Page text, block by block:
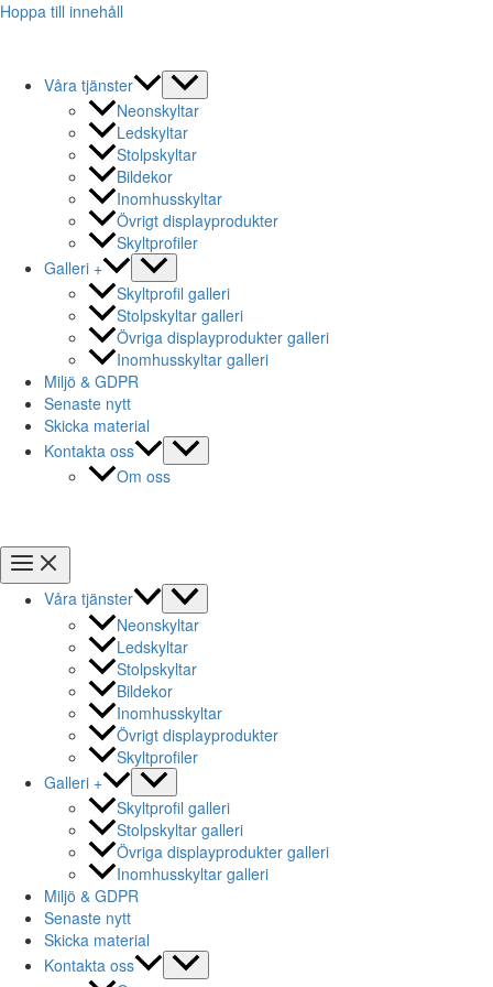
Hoppa till innehåll
Våra tjänster
Neonskyltar
Ledskyltar
Stolpskyltar
Bildekor
Inomhusskyltar
Övrigt displayprodukter
Skyltprofiler
Galleri +
Skyltprofil galleri
Stolpskyltar galleri
Övriga displayprodukter galleri
Inomhusskyltar galleri
Miljö & GDPR
Senaste nytt
Skicka material
Kontakta oss
Om oss
Våra tjänster
Neonskyltar
Ledskyltar
Stolpskyltar
Bildekor
Inomhusskyltar
Övrigt displayprodukter
Skyltprofiler
Galleri +
Skyltprofil galleri
Stolpskyltar galleri
Övriga displayprodukter galleri
Inomhusskyltar galleri
Miljö & GDPR
Senaste nytt
Skicka material
Kontakta oss